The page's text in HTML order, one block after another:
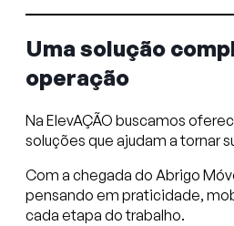
Uma solução
operação
Na ElevAÇÃO buscamos
soluções que ajudam a tornar
Com a chegada do Abrigo
pensando em praticidade,
cada etapa do trabalho.